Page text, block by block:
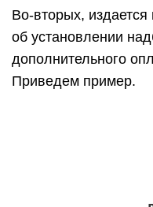
Во-вторых, издается
об установлении
дополнительного
Приведем пример.